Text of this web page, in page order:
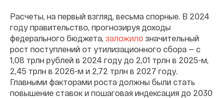
Расчеты, на первый взгляд, весьма спорные. В 2024
году правительство, прогнозируя доходы
федерального бюджета, заложило значительный
рост поступлений от утилизационного сбора — с
1,08 трлн рублей в 2024 году до 2,01 трлн в 2025-м,
2,45 трлн в 2026-м и 2,72 трлн в 2027 году.
Главными факторами роста должны были стать
повышение ставок и пошаговая индексация до 2030